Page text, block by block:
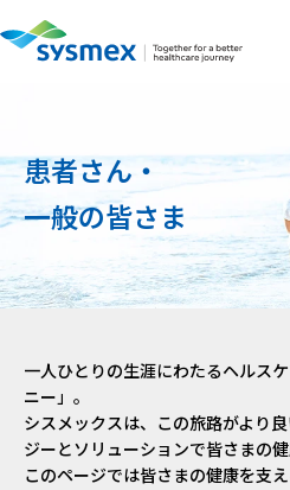
患者さん・
一般の皆さま
一人ひとりの生涯にわたるヘルス
ニー」。
シスメックスは、この旅路がより
ジーとソリューションで皆さまの健
このページでは皆さまの健康を支